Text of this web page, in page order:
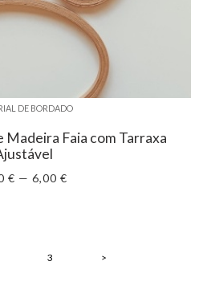
DE BORDADO
Madeira Faia com Tarraxa
€ — 6,00 €
3 >